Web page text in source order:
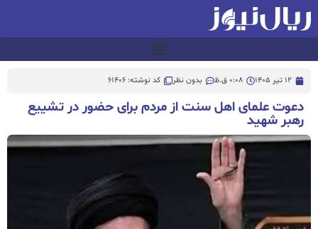
12 تیر 1405 0:08 ق.ظ بدون نظر کد نوشته: 61406
دعوت علمای اهل سنت از مردم برای حضور در تشییع
رهبر شهید